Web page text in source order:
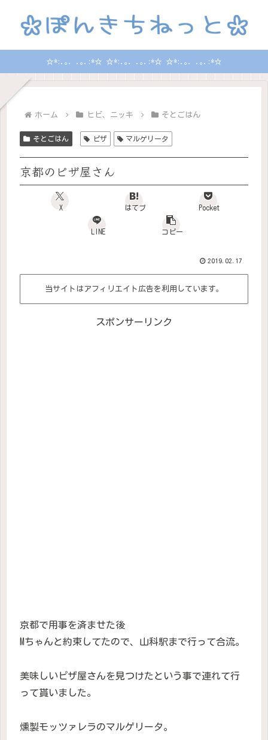
☆*:.｡. .｡.:*☆ ☆*:.｡. .｡.:*☆ ☆*:.｡. .｡.:*☆
ホーム ヒビ、ニッキ そとごはん
そとごはん ピザ マルゲリータ
京都のピザ屋さん
X はてブ Pocket
LINE コピー
2019.02.17
当サイトはアフィリエイト広告を利用しています。
スポンサーリンク
京都で用事を済ませた後
Mちゃんと約束してたので、山科駅まで行って合流。
美味しいピザ屋さんを見つけたという事で連れて行
って貰いました。
燻製モッツァレラのマルゲリータ。